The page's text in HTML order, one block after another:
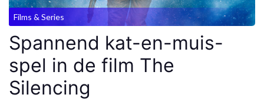
Films & Series
Spannend kat-en-muis-
spel in de film The
Silencing